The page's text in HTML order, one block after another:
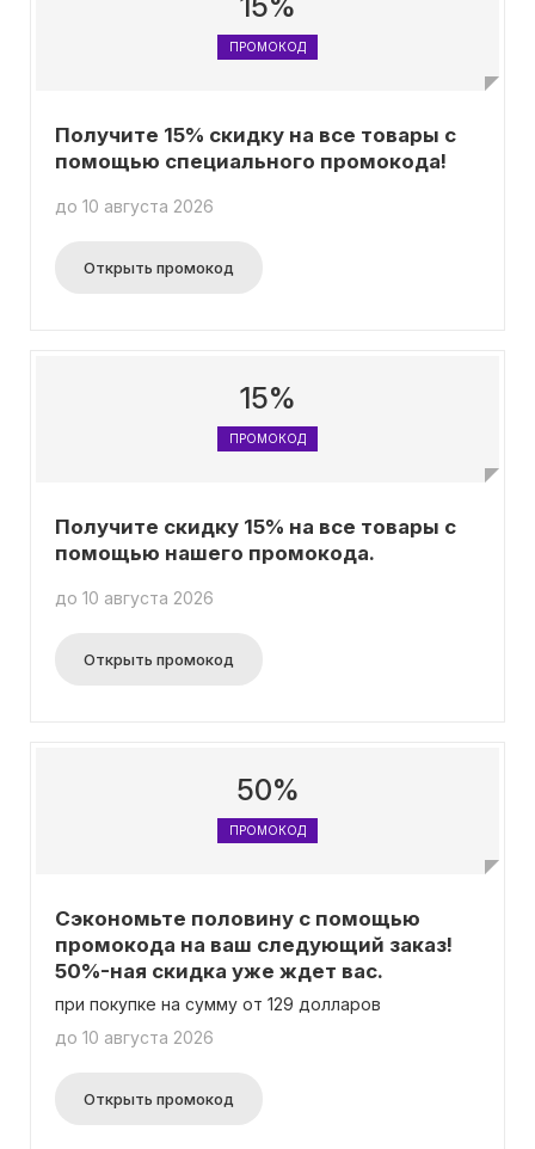
ПРОМОКОД
Получите 15% скидку на все товары с
помощью специального промокода!
до 10 августа 2026
Открыть промокод
15%
ПРОМОКОД
Получите скидку 15% на все товары с
помощью нашего промокода.
до 10 августа 2026
Открыть промокод
50%
ПРОМОКОД
Сэкономьте половину с помощью
промокода на ваш следующий заказ!
50%-ная скидка уже ждет вас.
при покупке на сумму от 129 долларов
до 10 августа 2026
Открыть промокод